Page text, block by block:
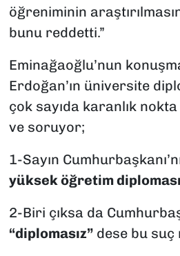
öğreniminin
bunu reddetti.”
Eminağaoğlu’nun
Erdoğan’ın üniversite
çok sayıda karanlık
ve soruyor;
1-Sayın
yüksek öğretim
2-Biri çıksa da
“diplomasız”dese bu suç